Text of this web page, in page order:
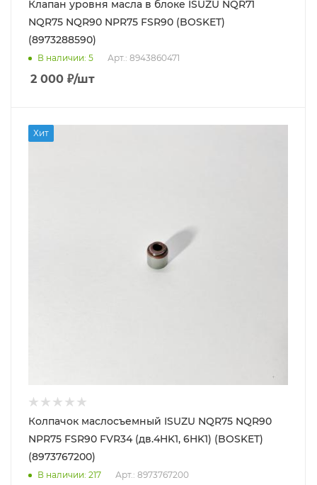
Клапан уровня масла в блоке ISUZU NQR71
NQR75 NQR90 NPR75 FSR90 (BOSKET)
(8973288590)
В наличии: 5 Арт.: 8943860471
2 000 ₽/шт
Хит
Колпачок маслосъемный ISUZU NQR75 NQR90
NPR75 FSR90 FVR34 (дв.4HK1, 6HK1) (BOSKET)
(8973767200)
В наличии: 217 Арт.: 8973767200